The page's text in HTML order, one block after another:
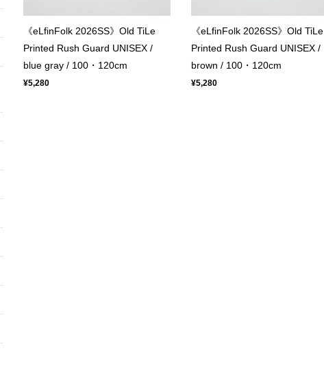
《eLfinFolk 2026SS》Old TiLe
Printed Rush Guard UNISEX /
blue gray / 100・120cm
¥5,280
《eLfinFolk 2026SS》Old TiLe
Printed Rush Guard UNISEX /
brown / 100・120cm
¥5,280